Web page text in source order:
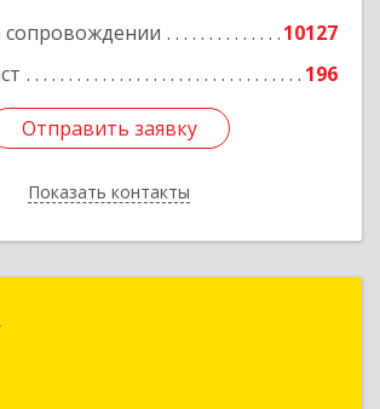
сопровождении
10127
196
Отправить заявку
Показать контакты
Отправить заявку
Назад
г, Дмитровское ш, дом № 9Б